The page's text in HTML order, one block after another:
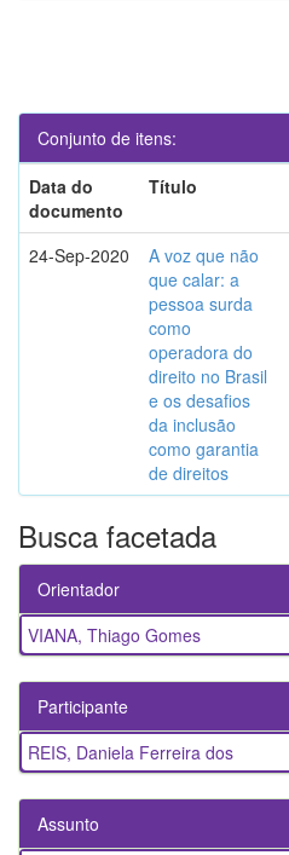
Conjunto de itens:
Data do
documento
Título
24-Sep-2020
A voz que não
que calar: a
pessoa surda
como
operadora do
direito no Brasil
e os desafios
da inclusão
como garantia
de direitos
Busca facetada
Orientador
VIANA, Thiago Gomes
Participante
REIS, Daniela Ferreira dos
Assunto